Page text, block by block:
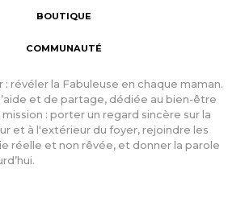
BOUTIQUE
COMMUNAUTÉ
: révéler la Fabuleuse en chaque maman.
et de partage, dédiée au bien-être
: porter un regard sincère sur la
et à l'extérieur du foyer, rejoindre les
réelle et non rêvée, et donner la parole